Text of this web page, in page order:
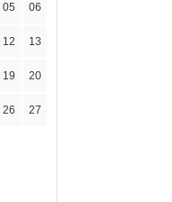
05 06
12 13
19 20
26 27